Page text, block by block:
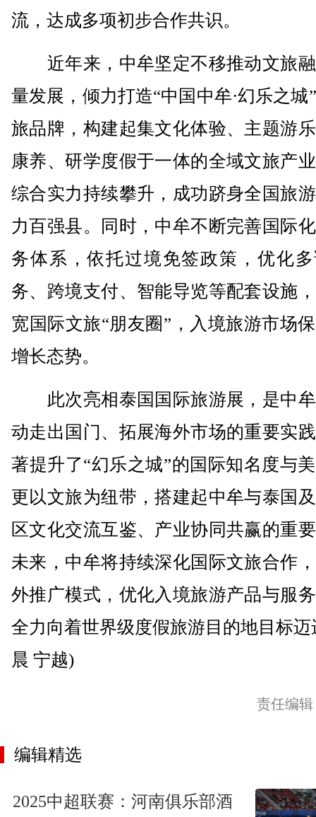
流，达成多项初步合作共识。
近年来，中牟坚定不移推动文旅
量发展，倾力打造“中国中牟·幻乐之城
旅品牌，构建起集文化体验、主题游
康养、研学度假于一体的全域文旅产
综合实力持续攀升，成功跻身全国旅
力百强县。同时，中牟不断完善国际
务体系，依托过境免签政策，优化
务、跨境支付、智能导览等配套设施
宽国际文旅“朋友圈”，入境旅游市场
增长态势。
此次亮相泰国国际旅游展，是中
动走出国门、拓展海外市场的重要实
著提升了“幻乐之城”的国际知名度与
更以文旅为纽带，搭建起中牟与泰国
区文化交流互鉴、产业协同共赢的重
未来，中牟将持续深化国际文旅合作
外推广模式，优化入境旅游产品与服
全力向着世界级度假旅游目的地目标迈
晨 宁越)
责任编
编辑精选
2025中超联赛：河南俱乐部酒